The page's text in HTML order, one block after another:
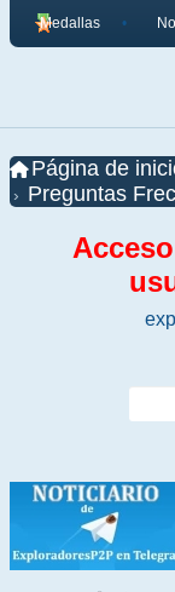
Medallas
Página de
Preguntas